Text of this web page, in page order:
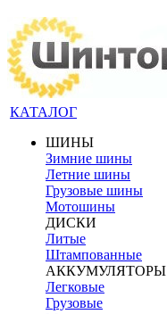
КАТАЛОГ
ШИНЫ
Зимние шины
Летние шины
Грузовые шины
Мотошины
ДИСКИ
Литые
Штампованные
АККУМУЛЯТОРЫ
Легковые
Грузовые